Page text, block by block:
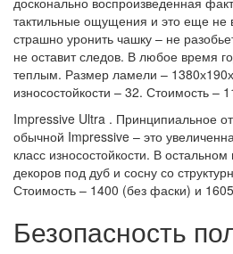
тактильные ощущения и это еще не
страшно уронить чашку – не
не оставит следов. В любое время
теплым. Размер ламели –
износостойкости – 32. Стоимость –
Impressive Ultra . Принципиальное
обычной Impressive – это
класс износостойкости. В
декоров под дуб и сосну со
Стоимость – 1400 (без фаски) и
Безопасность